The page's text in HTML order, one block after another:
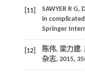
[11] SAWYER R G,
in
Springer
[12] 陈伟, 梁力建
杂志, 2015, 35